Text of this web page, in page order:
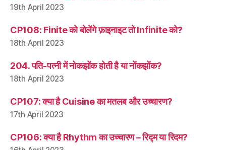
19th April 2023
CP108: Finite को बोलेंगे फ़ाइनाइट तो Infinite को?
18th April 2023
204. पति-पत्नी में नोकझोंक होती है या नोंकझोंक?
18th April 2023
CP107: क्या है Cuisine का मतलब और उच्चारण?
17th April 2023
CP106: क्या है Rhythm का उच्चारण – रिद्म या रिदम?